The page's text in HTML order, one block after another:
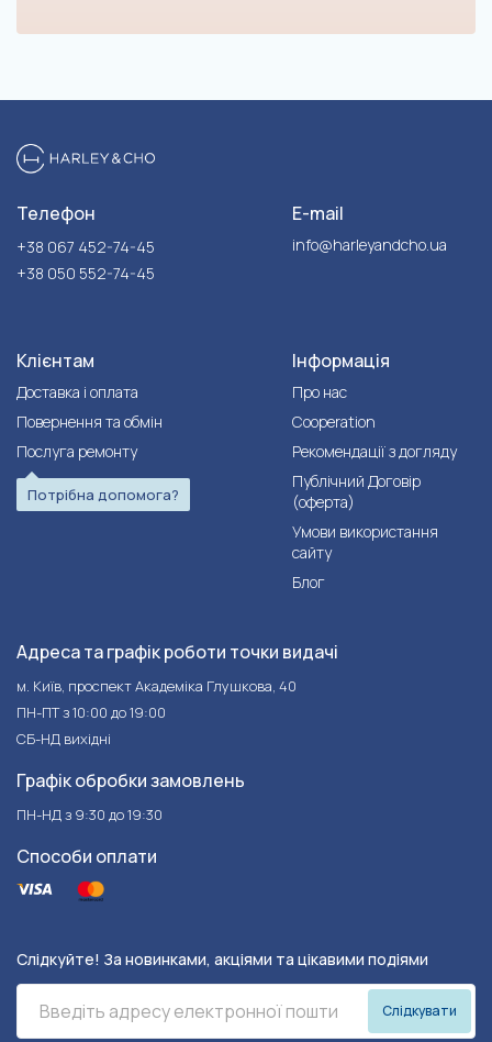
Телефон
+38 067 452-74-45
+38 050 552-74-45
E-mail
info@harleyandcho.ua
Клієнтам
Доставка і оплата
Повернення та обмін
Послуга ремонту
Потрібна допомога?
Інформація
Про нас
Cooperation
Рекомендації з догляду
Публічний Договір
(оферта)
Умови використання
сайту
Блог
Адреса та графік роботи точки видачі
м. Київ, проспект Академіка Глушкова, 40
ПН-ПТ з 10:00 до 19:00
СБ-НД вихідні
Графік обробки замовлень
ПН-НД з 9:30 до 19:30
Способи оплати
Слідкуйте! За новинками, акціями та цікавими подіями
Слідкувати